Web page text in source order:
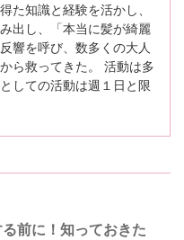
た知識と経験を活かし、
出し、「本当に髪が綺麗
響を呼び、数多くの大人
ら救ってきた。 活動は多
しての活動は週１日と限
前に！知っておきた